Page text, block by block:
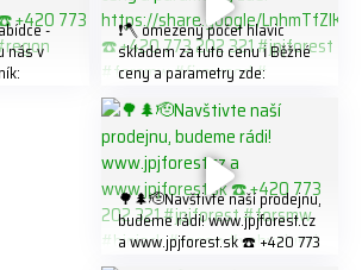
-
nás v
❗️🪓 omezený počet hlavic
skladem za tuto cenu ℹ️ Běžné
ceny a parametry zde:
K8W5t7i6o ☎️ +420 773 202
321 #jpjforest #forsmw
#firewood #
🌳🌲🫡Navštivte naší prodejnu,
budeme rádi! www.jpjforest.cz
a www.jpjforest.sk ☎️ +420 773